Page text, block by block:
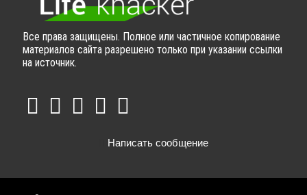
Все права защищены. Полное или частичное копирование
материалов сайта разрешено только при указании ссылки
на источник.
Написать сообщение